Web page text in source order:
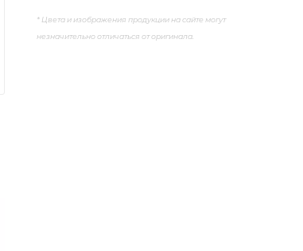
* Цвета и изображения продукции на сайте могут
незначительно отличаться от оригинала.